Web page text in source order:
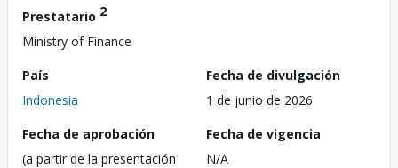
Prestatario 2
Ministry of Finance
País
Indonesia
Fecha de divulgación
1 de junio de 2026
Fecha de aprobación
(a partir de la presentación
Fecha de vigencia
N/A